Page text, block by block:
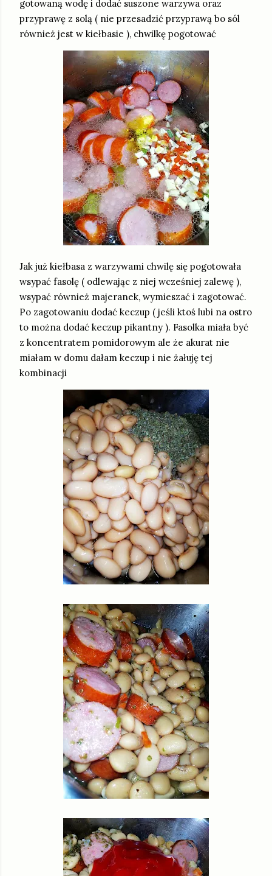
gotowaną wodę i dodać suszone warzywa oraz
przyprawę z solą ( nie przesadzić przyprawą bo sól
również jest w kiełbasie ), chwilkę pogotować
Jak już kiełbasa z warzywami chwilę się pogotowała
wsypać fasolę ( odlewając z niej wcześniej zalewę ),
wsypać również majeranek, wymieszać i zagotować.
Po zagotowaniu dodać keczup ( jeśli ktoś lubi na ostro
to można dodać keczup pikantny ). Fasolka miała być
z koncentratem pomidorowym ale że akurat nie
miałam w domu dałam keczup i nie żałuję tej
kombinacji